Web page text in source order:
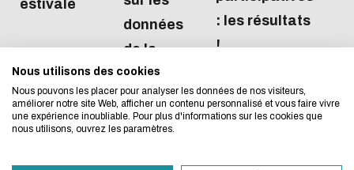
concerne aussi !
Nous avons développé ce site Internet dans
d'une démarche forte d'écoconception.
besoins énergétiques nécessaires à votre
estivale
données
de la
recherche
: les résultats
!
Nous utilisons des cookies
Nous pouvons les placer pour analyser les données de nos visiteurs,
améliorer notre site Web, afficher un contenu personnalisé et vous faire vivre
une expérience inoubliable. Pour plus d'informations sur les cookies que
nous utilisons, ouvrez les paramètres.